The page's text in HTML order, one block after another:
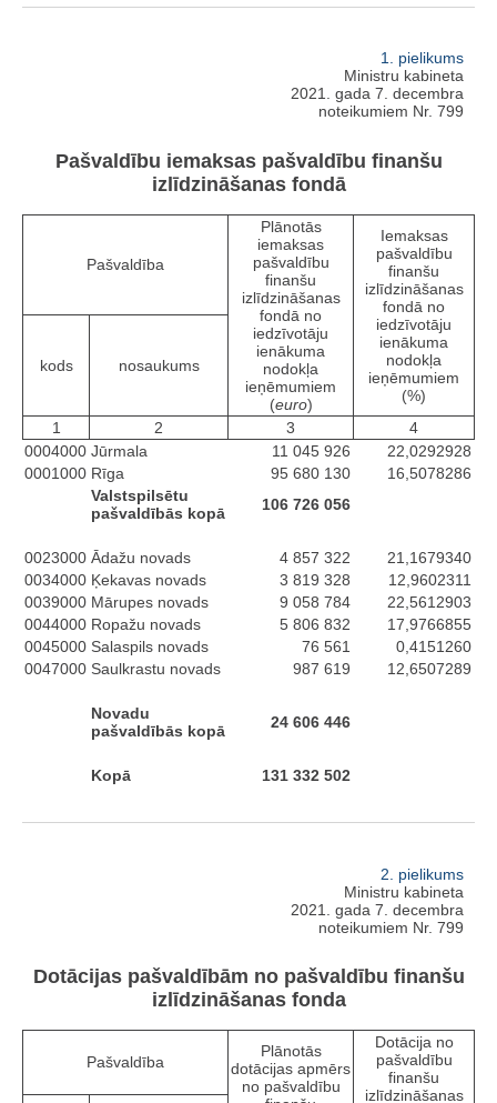
1. pielikums
Ministru kabineta
2021. gada 7. decembra
noteikumiem Nr. 799
Pašvaldību iemaksas pašvaldību finanšu
izlīdzināšanas fondā
Pašvaldība
Plānotās
iemaksas
pašvaldību
finanšu
izlīdzināšanas
fondā no
iedzīvotāju
ienākuma
nodokļa
ieņēmumiem
(euro)
Iemaksas
pašvaldību
finanšu
izlīdzināšanas
fondā no
iedzīvotāju
ienākuma
nodokļa
ieņēmumiem
(%)
kods nosaukums
1 2 3
4
0004000 Jūrmala 11 045 926
22,0292928
0001000 Rīga 95 680 130
16,5078286
Valstspilsētu
pašvaldībās kopā
106 726 056
0023000 Ādažu novads 4 857 322
21,1679340
0034000 Ķekavas novads 3 819 328
12,9602311
0039000 Mārupes novads 9 058 784
22,5612903
0044000 Ropažu novads 5 806 832
17,9766855
0045000 Salaspils novads 76 561
0,4151260
0047000 Saulkrastu novads 987 619 12,6507289
Novadu
pašvaldībās kopā
24 606 446
Kopā 131 332 502
2. pielikums
Ministru kabineta
2021. gada 7. decembra
noteikumiem Nr. 799
Dotācijas pašvaldībām no pašvaldību finanšu
izlīdzināšanas fonda
Pašvaldība
Plānotās
dotācijas apmērs
no pašvaldību
Dotācija no
pašvaldību
finanšu
izlīdzināšanas